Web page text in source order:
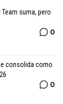
Team suma, pero
0
consolida como
0